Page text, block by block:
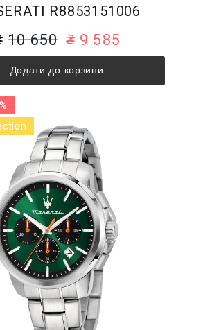
R8853151006
10 650 9 585
Додати до корзини